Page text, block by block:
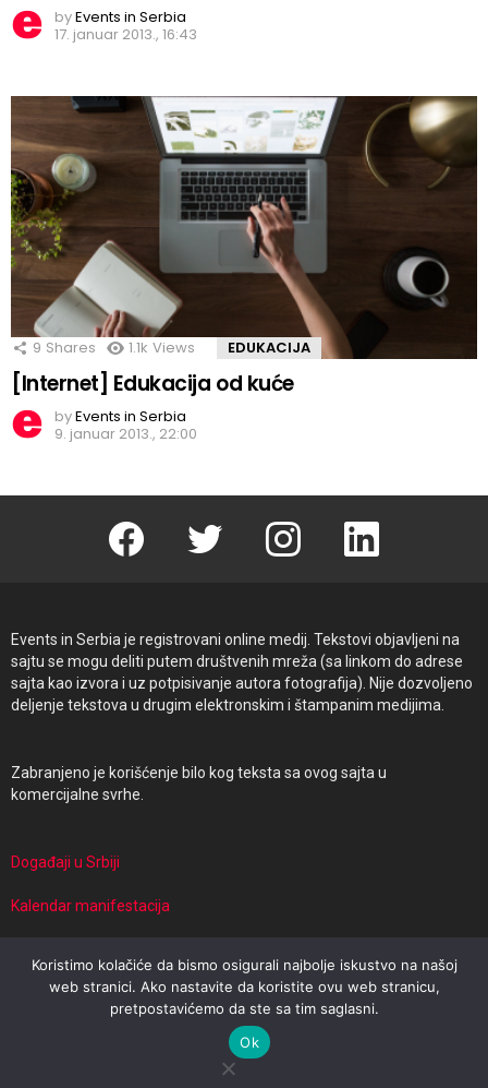
byEvents in Serbia
17. januar 2013., 16:43
9 Shares 1.1k Views EDUKACIJA
[Internet] Edukacija od kuće
byEvents in Serbia
9. januar 2013., 22:00
Facebook Twitter instagram linkedin
Events in Serbia je registrovani online medij. Tekstovi objavljeni na
sajtu se mogu deliti putem društvenih mreža (sa linkom do adrese
sajta kao izvora i uz potpisivanje autora fotografija). Nije dozvoljeno
deljenje tekstova u drugim elektronskim i štampanim medijima.
Zabranjeno je korišćenje bilo kog teksta sa ovog sajta u
komercijalne svrhe.
Događaji u Srbiji
Kalendar manifestacija
© 2026 Events in Serbia | Powered by Travel Target
Uslovi korišćenja
Koristimo kolačiće da bismo osigurali najbolje iskustvo na našoj
web stranici. Ako nastavite da koristite ovu web stranicu,
pretpostavićemo da ste sa tim saglasni.
Ok